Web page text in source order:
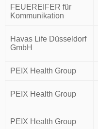
FEUEREIFER für
Kommunikation
Havas Life Düsseldorf
GmbH
PEIX Health Group
PEIX Health Group
PEIX Health Group